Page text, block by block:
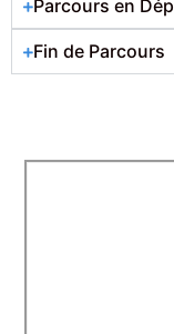
Parcours en
Fin de Parcours